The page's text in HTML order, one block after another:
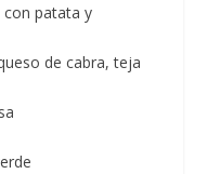
con patata y
de cabra, teja